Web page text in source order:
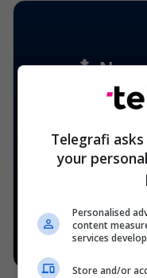
Telegrafi
your
Personalised
content
services
Store and/or